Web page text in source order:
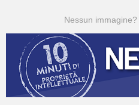
Nessun immagine?